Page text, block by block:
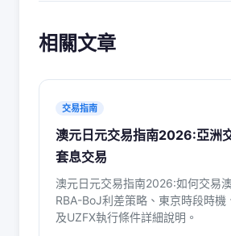
相關文章
交易指南
澳元日元交易指南2026:亞洲
套息交易
澳元日元交易指南2026:如何交易
RBA-BoJ利差策略、東京時段時機
及UZFX執行條件詳細說明。